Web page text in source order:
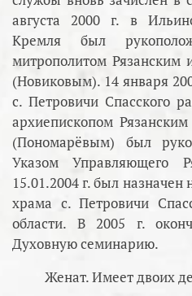
августа 2000 г. в
Кремля был
митрополитом
(Новиковым). 14 января
с. Петровичи Спасского
архиепископом
(Пономарёвым) был
Указом Управляющего
15.01.2004 г. был назначен
храма с. Петровичи
области. В 2005 г.
Духовную семинарию.
Женат. Имеет двоих